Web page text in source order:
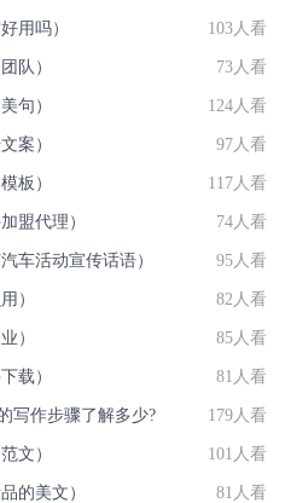
用吗） 103人看
队） 73人看
句） 124人看
案） 97人看
板） 117人看
盟代理） 74人看
车活动宣传话语） 95人看
） 82人看
） 85人看
载） 81人看
写作步骤了解多少? 179人看
文） 101人看
的美文） 81人看